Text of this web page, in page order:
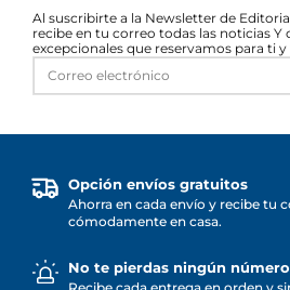
Al suscribirte a la Newsletter de
recibe en tu correo todas las noticias Y
excepcionales que reservamos para ti
Opción envíos gratuitos
Ahorra en cada envío y recibe tu
cómodamente en casa.
No te pierdas ningún número